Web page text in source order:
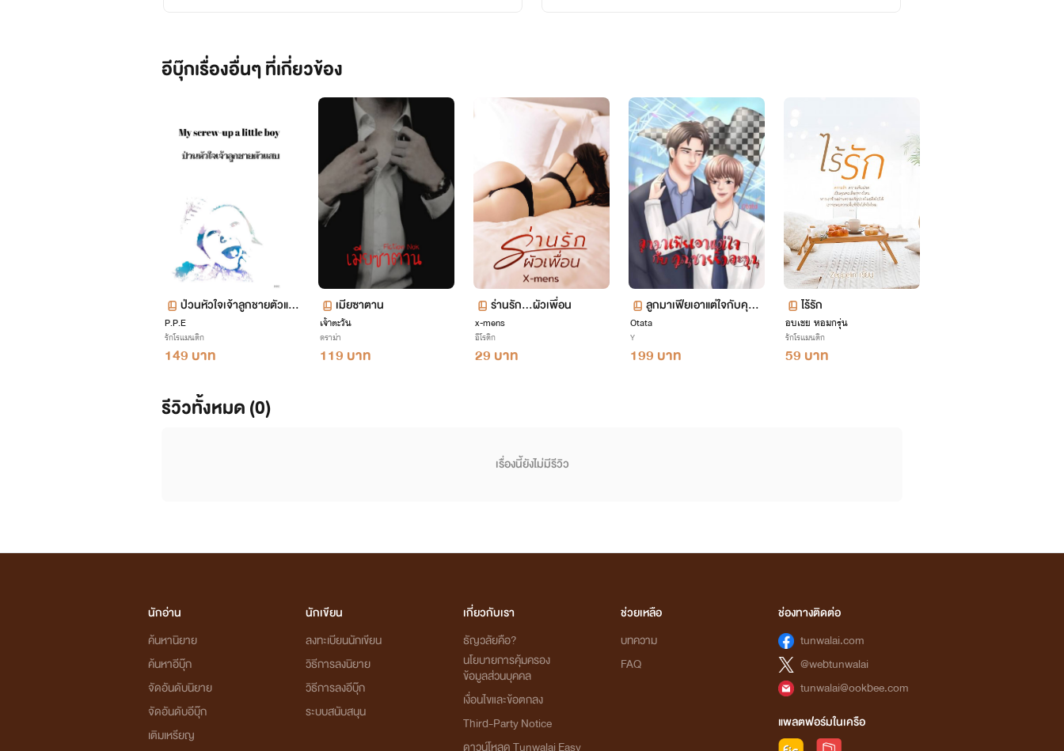
อีบุ๊กเรื่องอื่นๆ ที่เกี่ยวข้อง
ป่วนหัวใจเจ้าลูกชายตัวแส
บ
P.P.E
รักโรแมนติก
149 บาท
เมียซาตาน
เจ้าตะวัน
ดราม่า
119 บาท
ร่านรัก...ผัวเพื่อน
x-mens
อีโรติก
29 บาท
ลูกมาเฟียเอาแต่ใจกับคุณช
ายยิ้มละมุน
Otata
Y
199 บาท
ไร้รัก
อบเชย หอมกรุ่น
รักโรแมนติก
59 บาท
รีวิวทั้งหมด (0)
เรื่องนี้ยังไม่มีรีวิว
นักอ่าน
ค้นหานิยาย
ค้นหาอีบุ๊ก
จัดอันดับนิยาย
จัดอันดับอีบุ๊ก
เติมเหรียญ
นักเขียน
ลงทะเบียนนักเขียน
วิธีการลงนิยาย
วิธีการลงอีบุ๊ก
ระบบสนับสนุน
เกี่ยวกับเรา
ธัญวลัยคือ?
นโยบายการคุ้มครอง
ข้อมูลส่วนบุคคล
เงื่อนไขและข้อตกลง
Third-Party Notice
ช่วยเหลือ
บทความ
FAQ
ช่องทางติดต่อ
tunwalai.com
@webtunwalai
tunwalai@ookbee.com
แพลตฟอร์มในเครือ